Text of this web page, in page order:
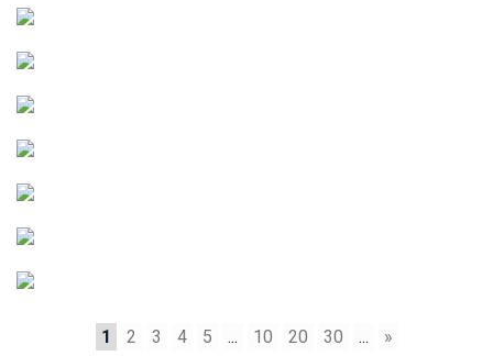
1 2 3 4 5 ... 10 20 30 ... »